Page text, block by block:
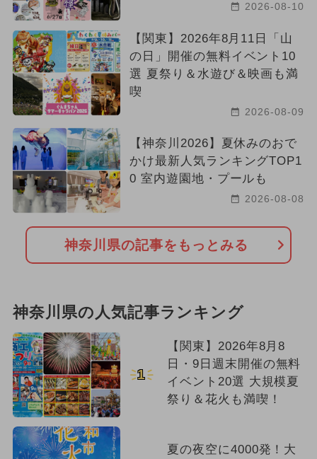
2026-08-10
【関東】2026年8月11日「山
の日」開催の無料イベント10
選 夏祭り＆水遊び＆映画も満
喫
2026-08-09
【神奈川2026】夏休みのおで
かけ最新人気ランキングTOP1
0 室内遊園地・プールも
2026-08-08
神奈川県の記事をもっとみる
神奈川県の人気記事ランキング
1
【関東】2026年8月8
日・9日週末開催の無料
イベント20選 大規模夏
祭り＆花火も満喫！
夏の夜空に4000発！大